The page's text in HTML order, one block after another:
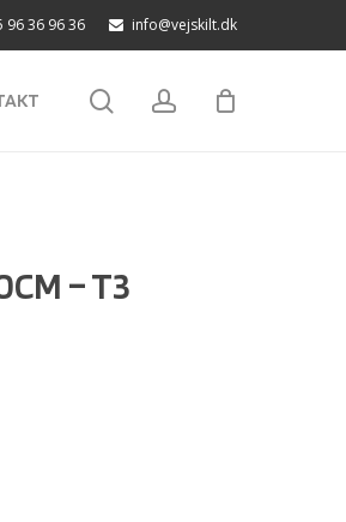
96 36 96 36 info@vejskilt.dk
searchaccount
– T3